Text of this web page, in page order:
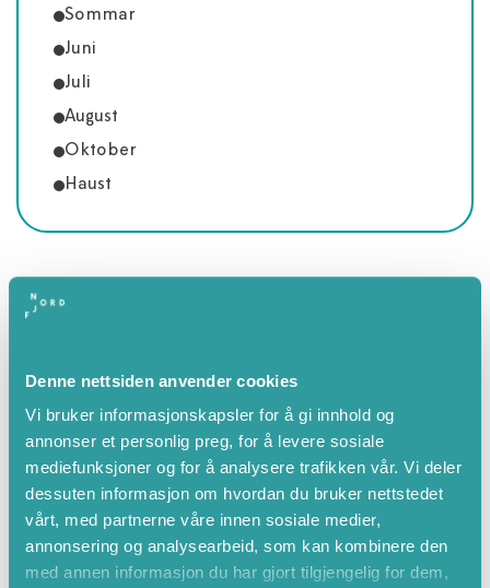
Denne nettsiden anvender cookies
Vi bruker informasjonskapsler for å gi innhold og
annonser et personlig preg, for å levere sosiale
mediefunksjoner og for å analysere trafikken vår. Vi deler
dessuten informasjon om hvordan du bruker nettstedet
vårt, med partnerne våre innen sosiale medier,
annonsering og analysearbeid, som kan kombinere den
med annen informasjon du har gjort tilgjengelig for dem,
Sommar
Juni
Juli
August
Oktober
Haust